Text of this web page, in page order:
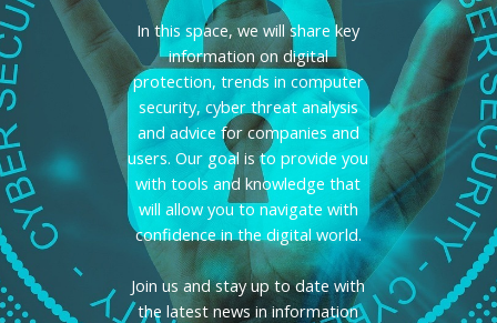
In this space, we will share key
information on digital
protection, trends in computer
security, cyber threat analysis
and advice for companies and
users. Our goal is to provide you
with tools and knowledge that
will allow you to navigate with
confidence in the digital world.
Join us and stay up to date with
the latest news in information